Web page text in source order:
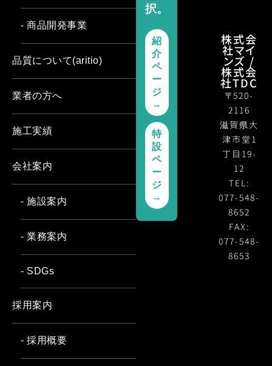
株式会
社マイ
ンズ /
株式会
社TDC
〒520-
2116
滋賀県大
津市堂1
丁目19-
12
TEL:
077-548-
8652
FAX:
077-548-
8653
択。
紹
介
ペ
ー
ジ
→
特
設
ペ
ー
ジ
→
- 商品開発事業
品質について(aritio)
業者の方へ
施工実績
会社案内
- 施設案内
- 業務案内
- SDGs
採用案内
- 採用概要